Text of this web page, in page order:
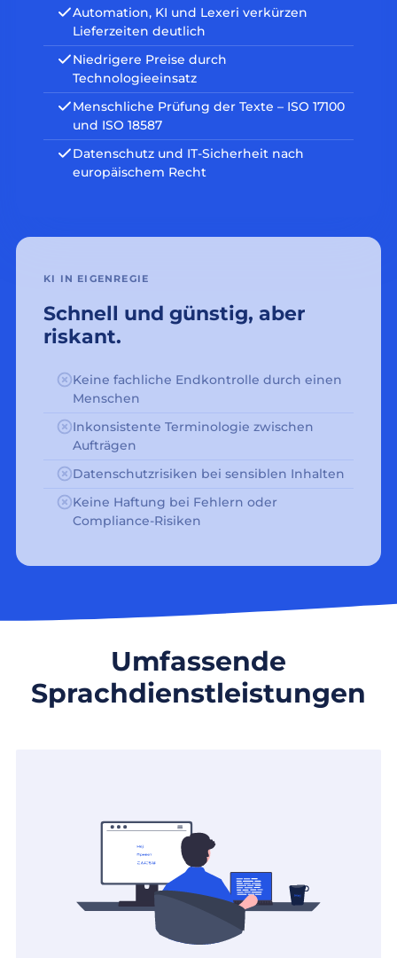
Automation, KI und Lexeri verkürzen
Lieferzeiten deutlich
Niedrigere Preise durch
Technologieeinsatz
Menschliche Prüfung der Texte – ISO 17100
und ISO 18587
Datenschutz und IT-Sicherheit nach
europäischem Recht
KI IN EIGENREGIE
Schnell und günstig, aber
riskant.
Keine fachliche Endkontrolle durch einen
Menschen
Inkonsistente Terminologie zwischen
Aufträgen
Datenschutzrisiken bei sensiblen Inhalten
Keine Haftung bei Fehlern oder
Compliance-Risiken
Umfassende
Sprachdienstleistungen